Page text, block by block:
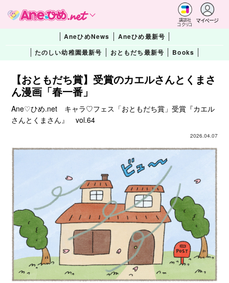
講談社
コクリコ
マイページ
AneひめNews
Aneひめ最新号
たのしい幼稚園最新号
おともだち最新号 Books
【おともだち賞】受賞のカエルさんとくまさ
ん漫画「春一番」
Ane♡ひめ.net キャラ♡フェス「おともだち賞」受賞『カエル
さんとくまさん』 vol.64
2026.04.07